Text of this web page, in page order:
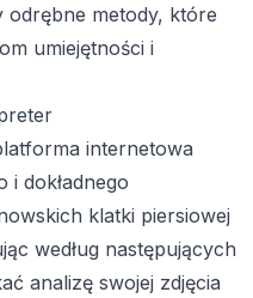
odrębne metody, które
umiejętności i
internetowa
i dokładnego
klatki piersiowej
według następujących
analizę swojej zdjęcia